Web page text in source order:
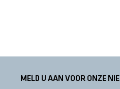
MELD U AAN VOOR ONZE